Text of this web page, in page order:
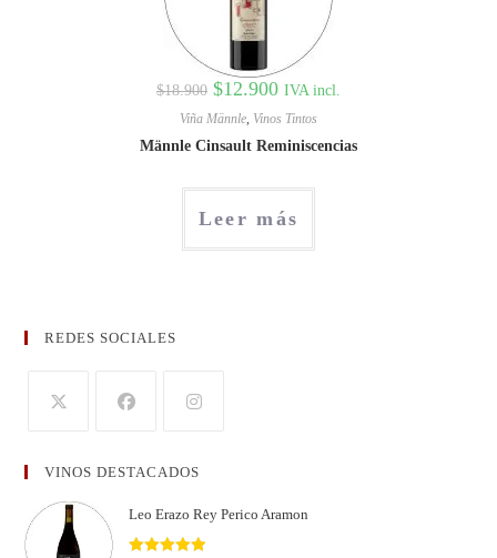
$18.900 $12.900 IVA incl.
Viña Männle Vinos Tintos
Männle Cinsault Reminiscencias
Leer más
REDES SOCIALES
VINOS DESTACADOS
Leo Erazo Rey Perico Aramon